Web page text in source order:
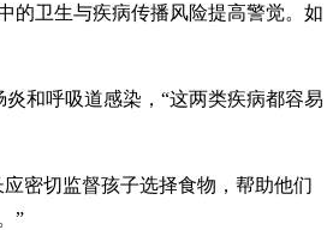
的卫生与疾病传播风险提高警觉。如
和呼吸道感染，“这两类疾病都容易
密切监督孩子选择食物，帮助他们
”